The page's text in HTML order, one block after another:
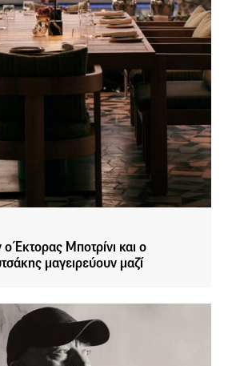
ο Έκτορας Μποτρίνι και ο
μαγειρεύουν μαζί